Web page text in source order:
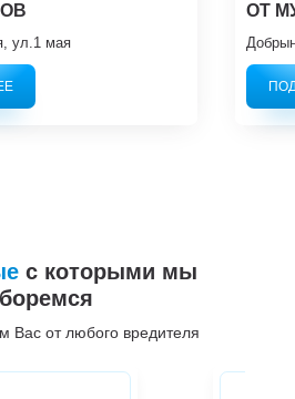
ул.1 мая
ОТ
с которыми мы
боремся
Вас от любого вредителя